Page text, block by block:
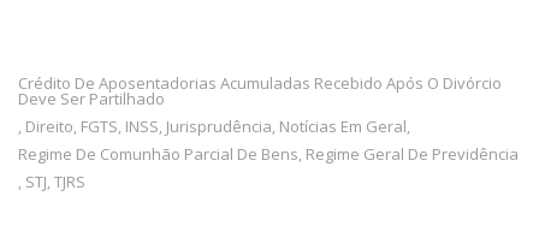
Crédito De Aposentadorias Acumuladas Recebido Após O Divórcio
Deve Ser Partilhado
, Direito, FGTS, INSS, Jurisprudência, Notícias Em Geral,
Regime De Comunhão Parcial De Bens, Regime Geral De Previdência
, STJ, TJRS